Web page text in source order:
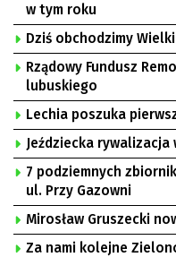
w tym roku
Dziś obchodzimy
Rządowy Fundusz
lubuskiego
Lechia poszuka
Jeździecka rywalizacja
7 podziemnych
ul. Przy Gazowni
Mirosław Gruszecki
Za nami kolejne